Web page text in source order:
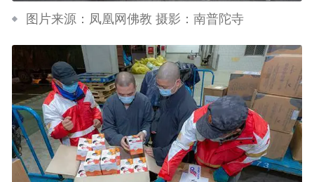
图片来源：凤凰网佛教 摄影：南普陀寺